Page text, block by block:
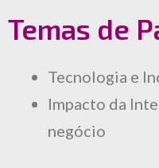
Temas de
Tecnologia e
Impacto da
negócio